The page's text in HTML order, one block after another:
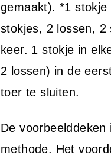
gemaakt). *1
stokjes, 2 lossen, 2
keer. 1 stokje in
2 lossen) in de
toer te sluiten.
De
methode. Het